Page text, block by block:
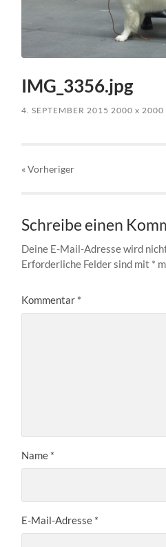
IMG_3356.jpg
4. SEPTEMBER 2015 2000x 2000
« Vorheriger
Schreibe einen
Deine E-Mail-Adresse wird
Erforderliche Felder sind mit *
Kommentar *
Name *
E-Mail-Adresse *